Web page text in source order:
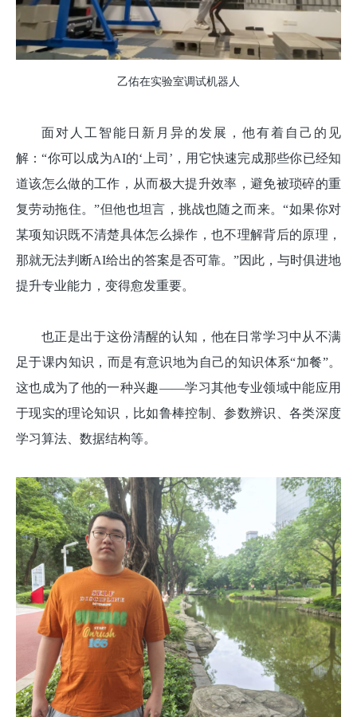
乙佑在实验室调试机器人
面对人工智能日新月异的发展，他有着自己的见
解：“你可以成为AI的‘上司’，用它快速完成那些你已经知
道该怎么做的工作，从而极大提升效率，避免被琐碎的重
复劳动拖住。”但他也坦言，挑战也随之而来。“如果你对
某项知识既不清楚具体怎么操作，也不理解背后的原理，
那就无法判断AI给出的答案是否可靠。”因此，与时俱进地
提升专业能力，变得愈发重要。
也正是出于这份清醒的认知，他在日常学习中从不满
足于课内知识，而是有意识地为自己的知识体系“加餐”。
这也成为了他的一种兴趣——学习其他专业领域中能应用
于现实的理论知识，比如鲁棒控制、参数辨识、各类深度
学习算法、数据结构等。